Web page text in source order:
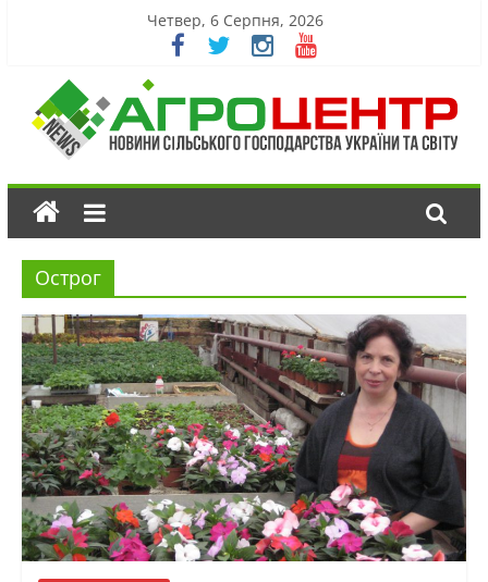
Четвер, 6 Серпня, 2026
Острог